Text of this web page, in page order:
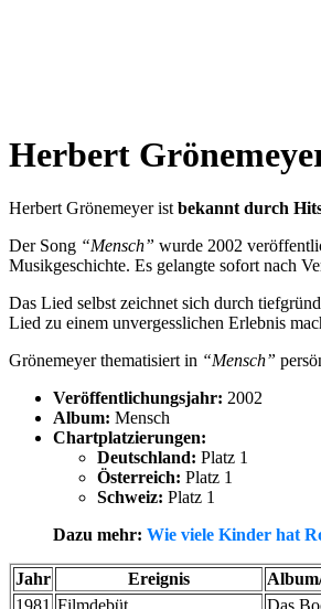
Herbert
Herbert Grönemeyer ist bekannt durch
Der Song “Mensch” wurde 2002
Musikgeschichte. Es gelangte sofort nach
Das Lied selbst zeichnet sich durch
Lied zu einem unvergesslichen Erlebnis
Grönemeyer thematisiert in “Mensch”
Veröffentlichungsjahr: 2002
Album: Mensch
Chartplatzierungen:
Deutschland: Platz 1
Österreich: Platz 1
Schweiz: Platz 1
Dazu mehr: Wie viele Kinder hat
Jahr Ereignis